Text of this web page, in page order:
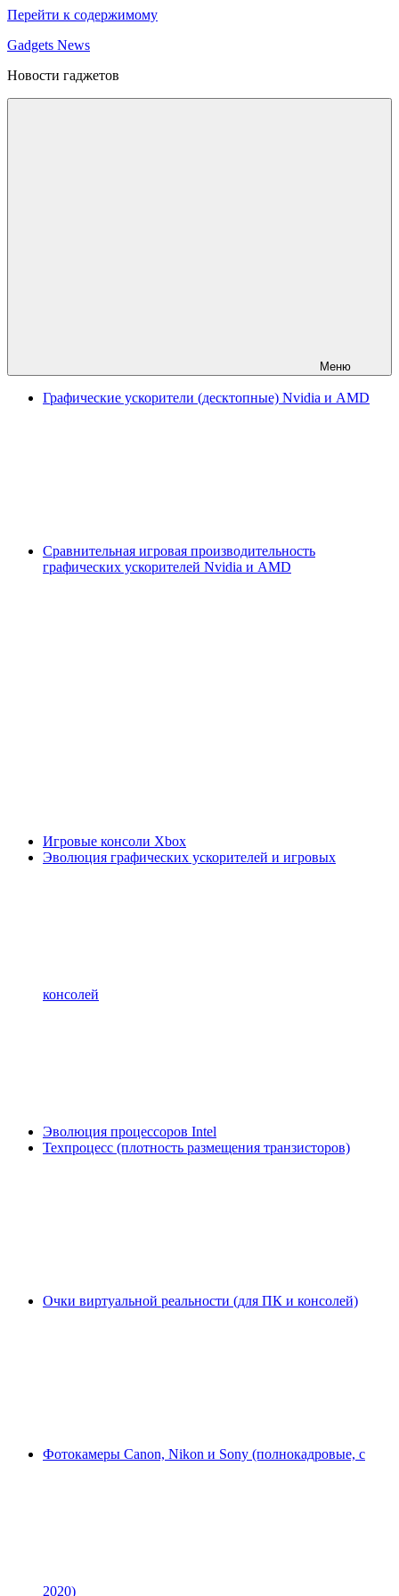
Перейти к содержимому
Gadgets News
Новости гаджетов
Меню
Графические ускорители (десктопные) Nvidia и AMD
Сравнительная игровая производительность
графических ускорителей Nvidia и AMD
Игровые консоли Xbox
Эволюция графических ускорителей и игровых
консолей
Эволюция процессоров Intel
Техпроцесс (плотность размещения транзисторов)
Очки виртуальной реальности (для ПК и консолей)
Фотокамеры Canon, Nikon и Sony (полнокадровые, с
2020)